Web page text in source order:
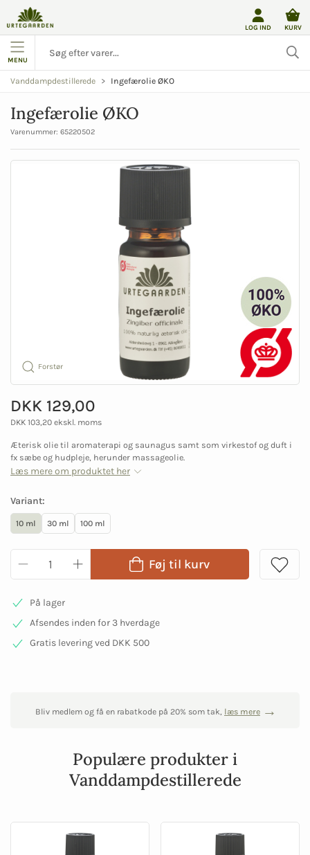
LOG IND KURV
MENU
Vanddampdestillerede Ingefærolie ØKO
Ingefærolie ØKO
Varenummer: 65220502
Forstør
DKK 129,00
DKK 103,20 ekskl. moms
Æterisk olie til aromaterapi og saunagus samt som virkestof og duft i
fx sæbe og hudpleje, herunder massageolie.
Læs mere om produktet her
Variant:
10 ml 30 ml 100 ml
Føj til kurv
På lager
Afsendes inden for 3 hverdage
Gratis levering ved DKK 500
Bliv medlem og få en rabatkode på 20% som tak, læs mere
Populære produkter i
Vanddampdestillerede